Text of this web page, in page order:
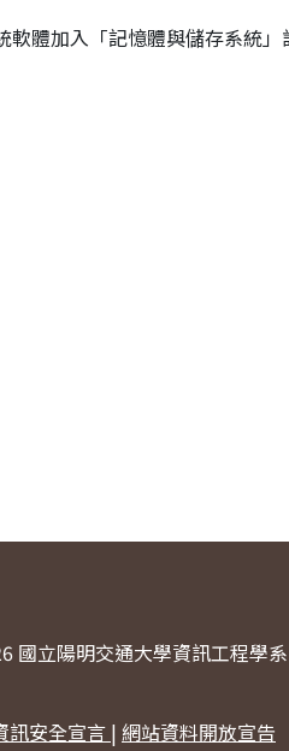
軟體加入「記憶體與儲存系統」
國立陽明交通大學資訊工程學
訊安全宣言 | 網站資料開放宣告